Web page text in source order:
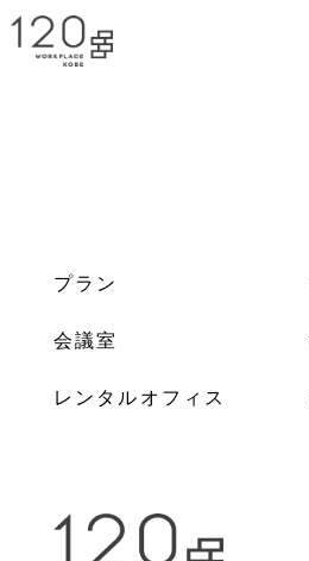
プラン
会議室
レンタルオフィス